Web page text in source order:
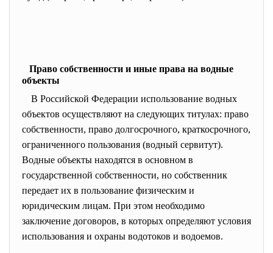
Право собственности и иные права на водные
объекты
В Российской Федерации использование водных
объектов осуществляют на следующих титулах: право
собственности, право долгосрочного, краткосрочного,
ограниченного пользования (водный сервитут).
Водные объекты находятся в основном в
государственной собственности, но собственник
передает их в пользование физическим и
юридическим лицам. При этом необходимо
заключение договоров, в которых определяют условия
использования и охраны водотоков и водоемов.